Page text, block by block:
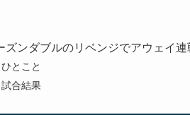
ズンダブルのリベンジでアウェイ
ひとこと
試合結果